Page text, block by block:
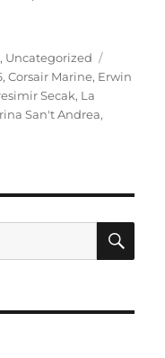
, Uncategorized
,Corsair Marine, Erwin
Secak, La
San't Andrea,